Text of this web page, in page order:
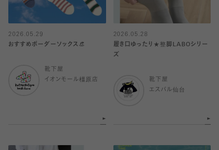
2026.05.29
おすすめボーダーソックス👒
靴下屋
イオンモール橿原店
2026.05.28
履き口ゆったり★整脚LABOシリー
ズ
靴下屋
エスパル仙台